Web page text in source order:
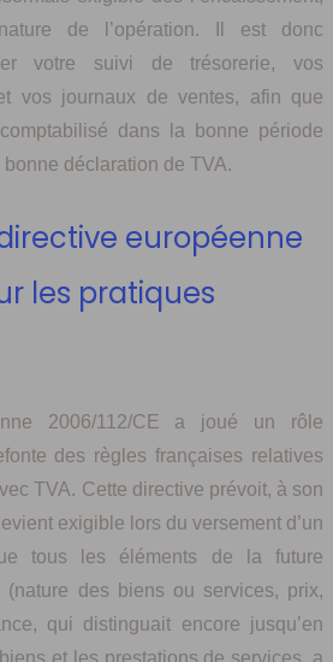
de l’opération. Il est donc
votre suivi de trésorerie, vos
vos journaux de ventes, afin que
dans la bonne période
déclaration de TVA.
européenne
les pratiques
2006/112/CE a joué un rôle
des règles françaises relatives
TVA. Cette directive prévoit, à son
exigible lors du versement d’un
tous les éléments de la future
(nature des biens ou services, prix,
qui distinguait encore jusqu’en